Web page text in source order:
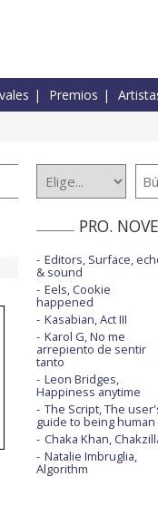
Premios
PRO.
Editors, Surface,
& sound
Eels, Cookie
happened
Kasabian, Act III
Karol G, No me
arrepiento de sentir
tanto
Leon Bridges,
Happiness anytime
The Script, The
guide to being human
Chaka Khan,
Natalie Imbruglia,
Algorithm